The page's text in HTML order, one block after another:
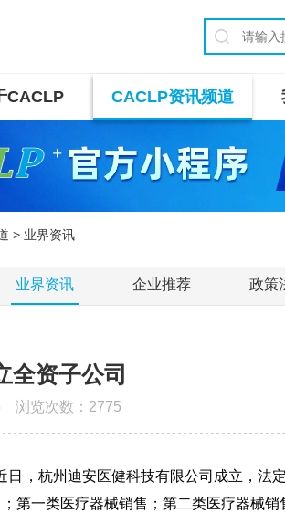
CACLP CACLP资讯频道
> 业界资讯
业界资讯 企业推荐 政策
全资子公司
浏览次数： 2775
日，杭州迪安医健科技有限公司成立，法
第一类医疗器械销售；第二类医疗器械